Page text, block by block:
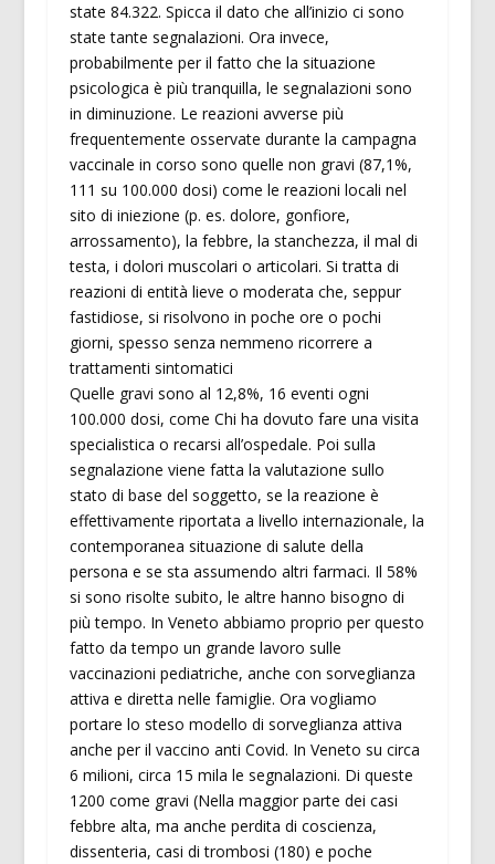
state 84.322. Spicca il dato che all’inizio ci sono
state tante segnalazioni. Ora invece,
probabilmente per il fatto che la situazione
psicologica è più tranquilla, le segnalazioni sono
in diminuzione. Le reazioni avverse più
frequentemente osservate durante la campagna
vaccinale in corso sono quelle non gravi (87,1%,
111 su 100.000 dosi) come le reazioni locali nel
sito di iniezione (p. es. dolore, gonfiore,
arrossamento), la febbre, la stanchezza, il mal di
testa, i dolori muscolari o articolari. Si tratta di
reazioni di entità lieve o moderata che, seppur
fastidiose, si risolvono in poche ore o pochi
giorni, spesso senza nemmeno ricorrere a
trattamenti sintomatici
Quelle gravi sono al 12,8%, 16 eventi ogni
100.000 dosi, come Chi ha dovuto fare una visita
specialistica o recarsi all’ospedale. Poi sulla
segnalazione viene fatta la valutazione sullo
stato di base del soggetto, se la reazione è
effettivamente riportata a livello internazionale, la
contemporanea situazione di salute della
persona e se sta assumendo altri farmaci. Il 58%
si sono risolte subito, le altre hanno bisogno di
più tempo. In Veneto abbiamo proprio per questo
fatto da tempo un grande lavoro sulle
vaccinazioni pediatriche, anche con sorveglianza
attiva e diretta nelle famiglie. Ora vogliamo
portare lo steso modello di sorveglianza attiva
anche per il vaccino anti Covid. In Veneto su circa
6 milioni, circa 15 mila le segnalazioni. Di queste
1200 come gravi (Nella maggior parte dei casi
febbre alta, ma anche perdita di coscienza,
dissenteria, casi di trombosi (180) e poche